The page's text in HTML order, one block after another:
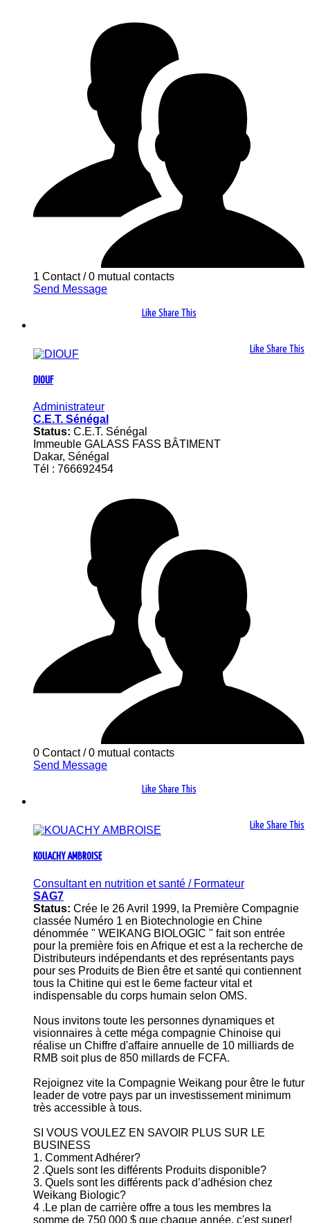
1 Contact/0 mutual contacts
Send Message
Like Share This
Like Share This
DIOUF
Administrateur
C.E.T. Sénégal
Status: C.E.T. Sénégal
Immeuble GALASS FASS BÂTIMENT
Dakar, Sénégal
Tél : 766692454
0 Contact/0 mutual contacts
Send Message
Like Share This
Like Share This
KOUACHY AMBROISE
Consultant en nutrition et santé / Formateur
SAG7
Status: Crée le 26 Avril 1999, la Première Compagnie
classée Numéro 1 en Biotechnologie en Chine
dénommée " WEIKANG BIOLOGIC " fait son entrée
pour la première fois en Afrique et est a la recherche de
Distributeurs indépendants et des représentants pays
pour ses Produits de Bien être et santé qui contiennent
tous la Chitine qui est le 6eme facteur vital et
indispensable du corps humain selon OMS.
Nous invitons toute les personnes dynamiques et
visionnaires à cette méga compagnie Chinoise qui
réalise un Chiffre d'affaire annuelle de 10 milliards de
RMB soit plus de 850 millards de FCFA.
Rejoignez vite la Compagnie Weikang pour être le futur
leader de votre pays par un investissement minimum
très accessible à tous.
SI VOUS VOULEZ EN SAVOIR PLUS SUR LE
BUSINESS
1. Comment Adhérer?
2 .Quels sont les différents Produits disponible?
3. Quels sont les différents pack d’adhésion chez
Weikang Biologic?
4 .Le plan de carrière offre a tous les membres la
somme de 750 000 $ que chaque année, c'est super!